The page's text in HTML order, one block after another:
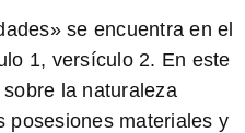
se encuentra en el
1, versículo 2. En este
la naturaleza
posesiones materiales y